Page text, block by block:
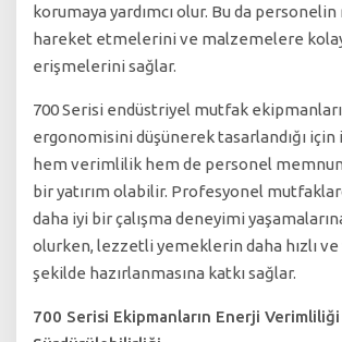
korumaya yardımcı olur. Bu da personelin
hareket etmelerini ve malzemelere
erişmelerini sağlar.
700 Serisi endüstriyel mutfak
ergonomisini düşünerek tasarlandığı
hem verimlilik hem de personel
bir yatırım olabilir. Profesyonel
daha iyi bir çalışma deneyimi
olurken, lezzetli yemeklerin daha hızlı
şekilde hazırlanmasına katkı sağlar.
700 Serisi Ekipmanların Enerji